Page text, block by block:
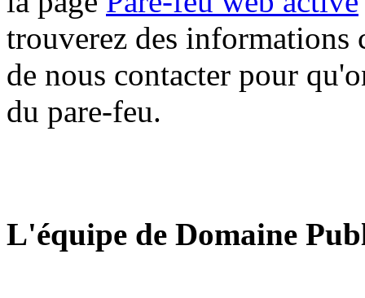
trouverez des informations
de nous contacter pour
du pare-feu.
L'équipe de Domaine